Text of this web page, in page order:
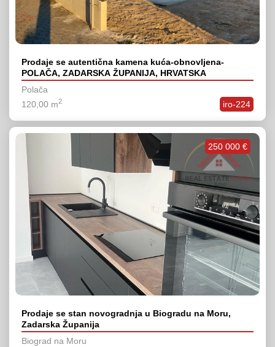
Prodaje se autentična kamena kuća-obnovljena-
POLAČA, ZADARSKA ŽUPANIJA, HRVATSKA
Polača
iro-224
120,00 m2
Prodaje se stan novogradnja u Biogradu na Moru,
Zadarska Županija
Biograd na Moru
250 000 €